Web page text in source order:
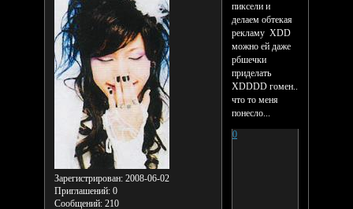
Зарегистрирован: 2008-06-02
Приглашений:0
Сообщений:210
пиксели и
делаем обтекая
рекламу XDD
можно ей даже
рбшечки
приделать
XDDDD гомен..
что то меня
понесло...
0